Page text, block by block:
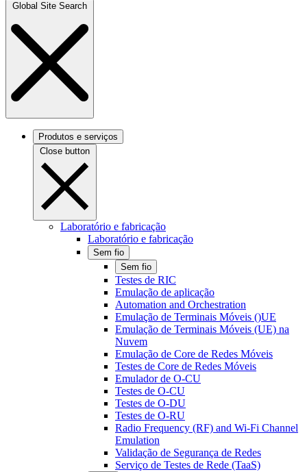
Global Site Search
Produtos e serviços
Close button
Laboratório e fabricação
Laboratório e fabricação
Sem fio
Sem fio
Testes de RIC
Emulação de aplicação
Automation and Orchestration
Emulação de Terminais Móveis ()UE
Emulação de Terminais Móveis (UE) na
Nuvem
Emulação de Core de Redes Móveis
Testes de Core de Redes Móveis
Emulador de O-CU
Testes de O-CU
Testes de O-DU
Testes de O-RU
Radio Frequency (RF) and Wi-Fi Channel
Emulation
Validação de Segurança de Redes
Serviço de Testes de Rede (TaaS)